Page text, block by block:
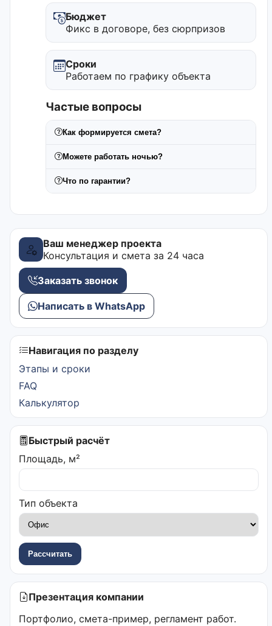
Бюджет
Фикс в договоре, без сюрпризов
Сроки
Работаем по графику объекта
Частые вопросы
Как формируется смета?
Можете работать ночью?
Что по гарантии?
Ваш менеджер проекта
Консультация и смета за 24 часа
Заказать звонок
Написать в WhatsApp
Навигация по разделу
Этапы и сроки
FAQ
Калькулятор
Быстрый расчёт
Площадь, м²
Тип объекта
Рассчитать
Презентация компании
Портфолио, смета-пример, регламент работ.